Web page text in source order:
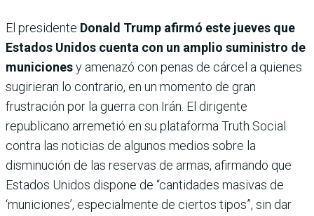
El presidente Donald Trump afirmó este jueves que
Estados Unidos cuenta con un amplio suministro de
municionesy amenazó con penas de cárcel a quienes
sugirieran lo contrario, en un momento de gran
frustración por la guerra con Irán. El dirigente
republicano arremetió en su plataforma Truth Social
contra las noticias de algunos medios sobre la
disminución de las reservas de armas, afirmando que
Estados Unidos dispone de “cantidades masivas de
‘municiones’, especialmente de ciertos tipos”, sin dar